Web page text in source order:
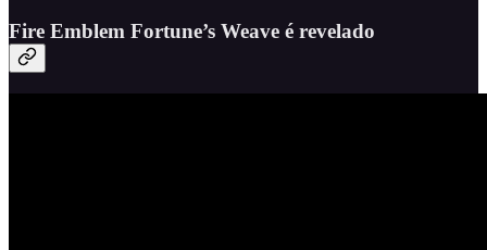
Fire Emblem Fortune’s Weave é revelado